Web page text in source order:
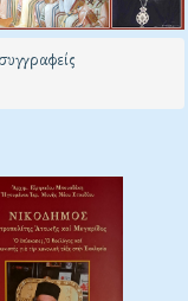
συγγραφείς